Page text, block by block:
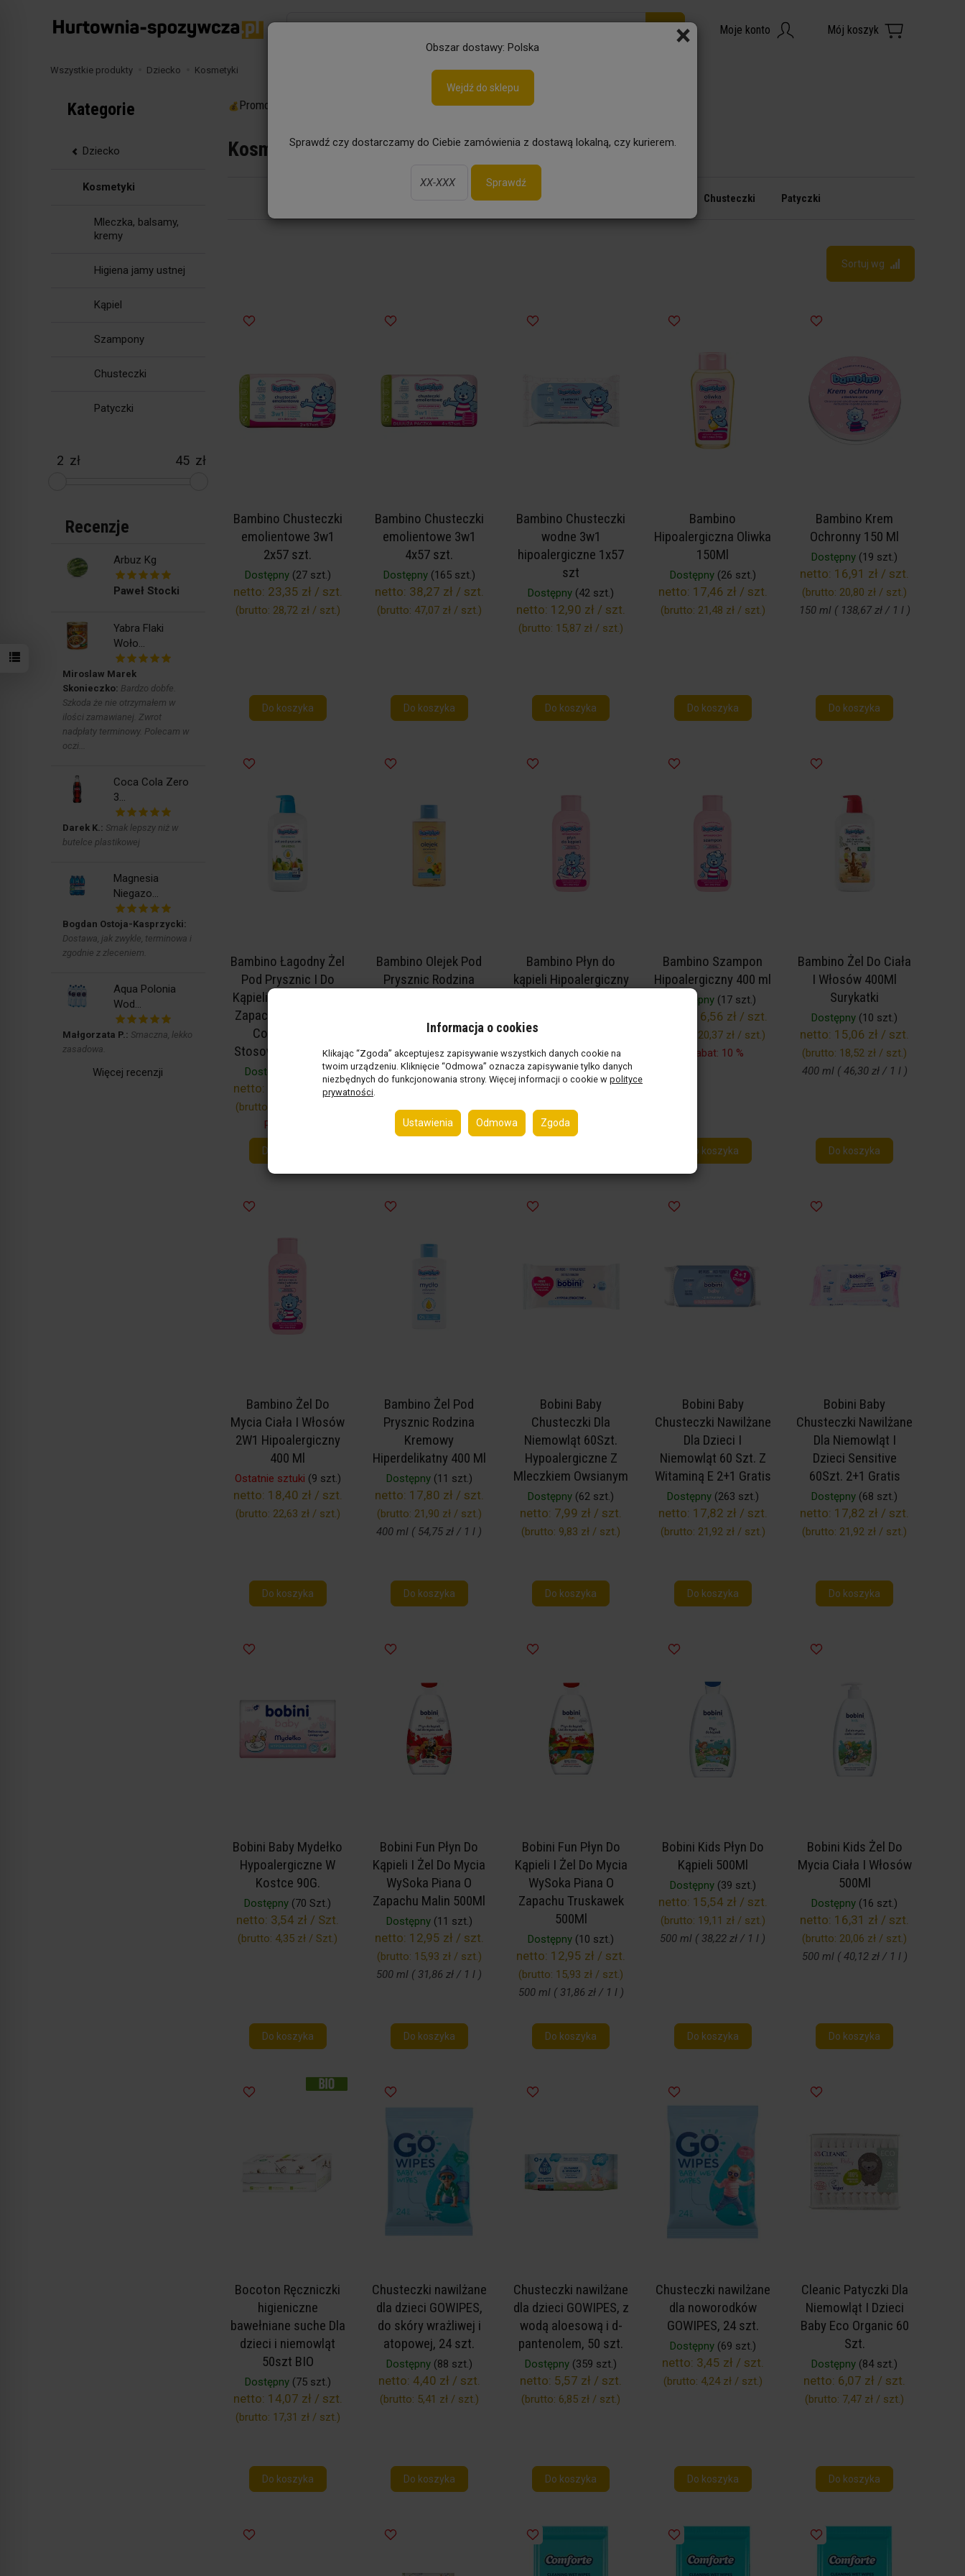
×
Obszar dostawy: Polska
Wejdź do sklepu
Sprawdź czy dostarczamy do Ciebie zamówienia z dostawą lokalną, czy kurierem.
Sprawdź
Wyszukaj
Wszystkie produkty Dziecko Kosmetyki
Promocje Piwo bezalkoholowe
Kosmetyki
Higiena jamy ustnej Chusteczki Patyczki
Sortuj wg
Bambino Chusteczki
emolientowe 3w1
2x57 szt.
Dostępny(27 szt.)
netto: 23,35 zł / szt.
(brutto: 28,72 zł / szt.)
Do koszyka
Bambino Chusteczki
emolientowe 3w1
4x57 szt.
Dostępny(165 szt.)
netto: 38,27 zł / szt.
(brutto: 47,07 zł / szt.)
Do koszyka
Bambino Chusteczki
wodne 3w1
hipoalergiczne 1x57
szt
Dostępny (42 szt.)
netto: 12,90 zł / szt.
(brutto: 15,87 zł / szt.)
Do koszyka
Bambino
Hipoalergiczna Oliwka
150Ml
Dostępny(26 szt.)
netto: 17,46 zł / szt.
(brutto: 21,48 zł / szt.)
Do koszyka
Bambino Krem
Ochronny 150 Ml
Dostępny (19 szt.)
netto: 16,91 zł / szt.
(brutto: 20,80 zł / szt.)
150 ml ( 138,67 zł / 1 l )
Do koszyka
Bambino Łagodny Żel
Pod Prysznic I Do
Kąpieli O Owocowym
Zapachu Gruszki Do
Codziennego
Stosowania 1000 Ml
Dostępny (21 szt.)
netto: 26,33 zł / szt.
(brutto:
Rabat: 10 %
Do koszyka
Bambino Olejek Pod
Prysznic Rodzina
Ostatnie sztuki(9 szt.)
netto:41,01 zł / szt.
(brutto:50,44 zł / szt.)
400 ml ( 126,10 zł / 1 l )
Bambino Płyn do
kąpieli Hipoalergiczny
netto:
(brutto:22,63 zł / szt.)
Bambino Szampon
Hipoalergiczny 400 ml
Dostępny(17 szt.)
16,56 zł / szt.
20,37 zł / szt.)
Rabat: 10 %
Do koszyka
Bambino Żel Do Ciała
I Włosów 400Ml
Surykatki
Dostępny (10 szt.)
netto: 15,06 zł / szt.
(brutto: 18,52 zł / szt.)
400 ml ( 46,30 zł / 1 l )
Do koszyka
Bambino Żel Do
Mycia Ciała I Włosów
2W1 Hipoalergiczny
400 Ml
Ostatnie sztuki (9 szt.)
netto: 18,40 zł / szt.
(brutto: 22,63 zł / szt.)
Do koszyka
Bambino Żel Pod
Prysznic Rodzina
Kremowy
Hiperdelikatny 400 Ml
Dostępny(11 szt.)
netto: 17,80 zł / szt.
(brutto: 21,90 zł / szt.)
400 ml ( 54,75 zł / 1 l )
Do koszyka
Bobini Baby
Chusteczki Dla
Niemowląt 60Szt.
Hypoalergiczne Z
Mleczkiem Owsianym
Dostępny (62 szt.)
netto: 7,99 zł / szt.
(brutto: 9,83 zł / szt.)
Do koszyka
Bobini Baby
Chusteczki Nawilżane
Dla Dzieci I
Niemowląt 60 Szt. Z
Witaminą E 2+1 Gratis
Dostępny(263 szt.)
netto: 17,82 zł / szt.
(brutto: 21,92 zł / szt.)
Do koszyka
Bobini Baby
Chusteczki Nawilżane
Dla Niemowląt I
Dzieci Sensitive
60Szt. 2+1 Gratis
Dostępny (68 szt.)
netto: 17,82 zł / szt.
(brutto: 21,92 zł / szt.)
Do koszyka
Bobini Baby Mydełko
Hypoalergiczne W
Kostce 90G.
Dostępny (70 Szt.)
netto: 3,54 zł / Szt.
(brutto: 4,35 zł / Szt.)
Do koszyka
Bobini Fun Płyn Do
Kąpieli I Żel Do Mycia
WySoka Piana O
Zapachu Malin 500Ml
Dostępny(11 szt.)
netto: 12,95 zł / szt.
(brutto: 15,93 zł / szt.)
500 ml ( 31,86 zł / 1 l )
Do koszyka
Bobini Fun Płyn Do
Kąpieli I Żel Do Mycia
WySoka Piana O
Zapachu Truskawek
500Ml
Dostępny (10 szt.)
netto: 12,95 zł / szt.
(brutto: 15,93 zł / szt.)
500 ml ( 31,86 zł / 1 l )
Do koszyka
Bobini Kids Płyn Do
Kąpieli 500Ml
Dostępny(39 szt.)
netto: 15,54 zł / szt.
(brutto: 19,11 zł / szt.)
500 ml ( 38,22 zł / 1 l )
Do koszyka
Bobini Kids Żel Do
Mycia Ciała I Włosów
500Ml
Dostępny (16 szt.)
netto: 16,31 zł / szt.
(brutto: 20,06 zł / szt.)
500 ml ( 40,12 zł / 1 l )
Do koszyka
Bocoton Ręczniczki
higieniczne
bawełniane suche Dla
dzieci i niemowląt
50szt BIO
Dostępny(75 szt.)
netto: 14,07 zł / szt.
(brutto: 17,31 zł / szt.)
Do koszyka
Chusteczki nawilżane
dla dzieci GOWIPES,
do skóry wrażliwej i
atopowej, 24 szt.
Dostępny(88 szt.)
netto: 4,40 zł / szt.
(brutto: 5,41 zł / szt.)
Do koszyka
Chusteczki nawilżane
dla dzieci GOWIPES, z
wodą aloesową i d-
pantenolem, 50 szt.
Dostępny (359 szt.)
netto: 5,57 zł / szt.
(brutto: 6,85 zł / szt.)
Do koszyka
Chusteczki nawilżane
dla noworodków
GOWIPES, 24 szt.
Dostępny(69 szt.)
netto: 3,45 zł / szt.
(brutto: 4,24 zł / szt.)
Do koszyka
Cleanic Patyczki Dla
Niemowląt I Dzieci
Baby Eco Organic 60
Szt.
Dostępny (84 szt.)
netto: 6,07 zł / szt.
(brutto: 7,47 zł / szt.)
Do koszyka
Kategorie
Dziecko
Kosmetyki
Mleczka, balsamy,
kremy
Higiena jamy ustnej
Kąpiel
Szampony
Chusteczki
Patyczki
zł zł
Recenzje
Arbuz Kg
Paweł Stocki
Yabra Flaki
Woło...
Miroslaw Marek
Skonieczko: Bardzo dobfe.
Szkoda że nie otrzymałem w
ilości zamawianej. Zwrot
nadpłaty terminowy. Polecam w
oczi...
Coca Cola Zero
3...
Darek K.: Smak lepszy niż w
butelce plastikowej
Magnesia
Niegazo...
Bogdan Ostoja-Kasprzycki:
Dostawa, jak zwykle, terminowa i
zgodnie z zleceniem.
Aqua Polonia
Wod...
Małgorzata P.: Smaczna, lekko
zasadowa.
Więcej recenzji
Informacja o cookies
Klikając “Zgoda” akceptujesz zapisywanie wszystkich danych cookie na
twoim urządzeniu. Kliknięcie “Odmowa” oznacza zapisywanie tylko danych
niezbędnych do funkcjonowania strony. Więcej informacji o cookie w polityce
prywatności.
Ustawienia Odmowa Zgoda